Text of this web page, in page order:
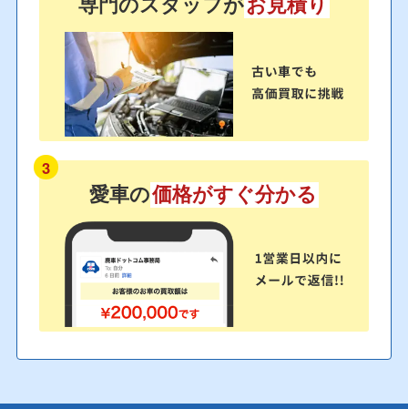
専門のスタッフがお見積り
3
愛車の価格がすぐ分かる